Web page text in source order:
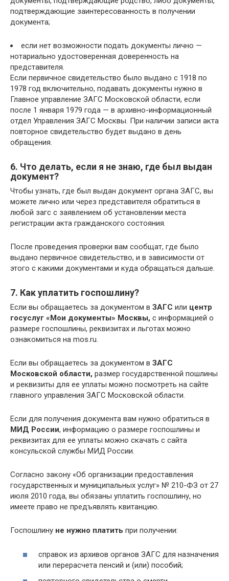
подтверждающие заинтересованность в получении
документа;
если нет возможности подать документы лично —
нотариально удостоверенная доверенность на
представителя.
Если первичное свидетельство было выдано с 1918 по
1978 год включительно, подавать документы нужно в
Главное управление ЗАГС Московской области, если
после 1 января 1979 года — в архивно-информационный
отдел Управления ЗАГС Москвы. При наличии записи акта
повторное свидетельство будет выдано в день
обращения.
6. Что делать, если я не знаю, где был выдан
документ?
Чтобы узнать, где был выдан документ органа ЗАГС, вы
можете лично или через представителя обратиться в
любой загс с заявлением об установлении места
регистрации акта гражданского состояния.
После проведения проверки вам сообщат, где было
выдано первичное свидетельство, и в зависимости от
этого с какими документами и куда обращаться дальше.
7. Как уплатить госпошлину?
Если вы обращаетесь за документом в ЗАГС или центр
госуслуг «Мои документы» Москвы, с информацией о
размере госпошлины, реквизитах и льготах можно
ознакомиться на mos.ru.
Если вы обращаетесь за документом в ЗАГС
Московской области, размер государственной пошлины
и реквизиты для ее уплаты можно посмотреть на сайте
главного управления ЗАГС Московской области.
Если для получения документа вам нужно обратиться в
МИД России, информацию о размере госпошлины и
реквизитах для ее уплаты можно скачать с сайта
консульской службы МИД России.
Согласно закону «Об организации предоставления
государственных и муниципальных услуг» № 210-ФЗ от 27
июля 2010 года, вы обязаны уплатить госпошлину, но
имеете право не предъявлять квитанцию.
Госпошлину не нужно платить при получении:
справок из архивов органов ЗАГС для назначения
или перерасчета пенсий и (или) пособий;